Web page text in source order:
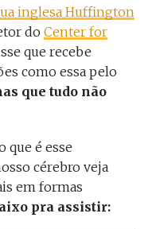
inglesa Huffington
do Center for
que recebe
como essa pelo
que tudo não
que é esse
cérebro veja
em formas
pra assistir: